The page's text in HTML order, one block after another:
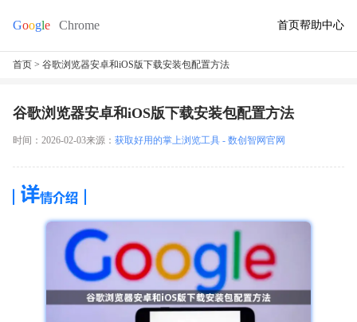
首页帮助中心
首页 > 谷歌浏览器安卓和iOS版下载安装包配置方法
谷歌浏览器安卓和iOS版下载安装包配置方法
时间：2026-02-03来源： 获取好用的掌上浏览工具 - 数创智网官网